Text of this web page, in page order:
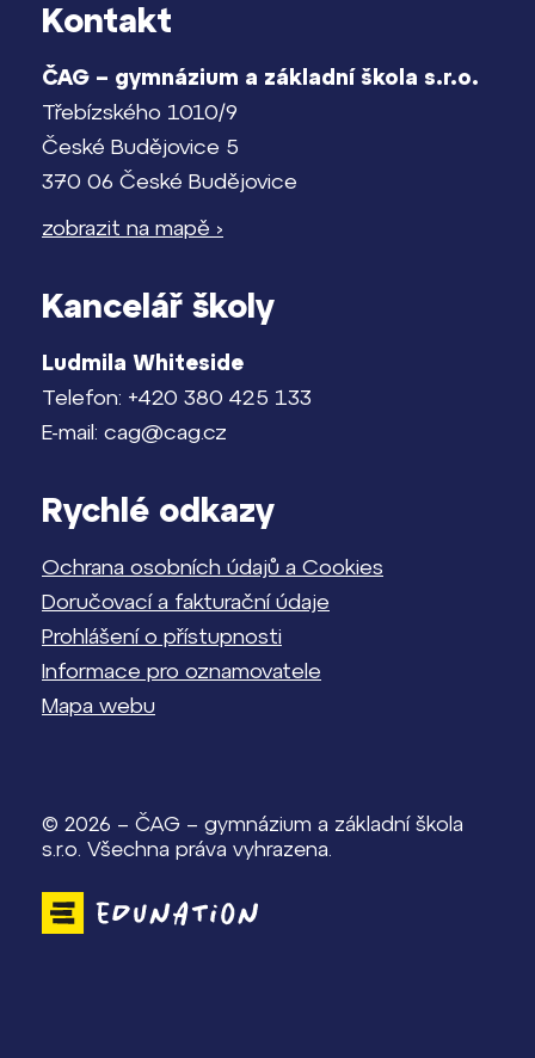
Kontakt
ČAG – gymnázium a základní škola s.r.o.
Třebízského 1010/9
České Budějovice 5
370 06 České Budějovice
zobrazit na mapě ›
Kancelář školy
Ludmila Whiteside
Telefon: +420 380 425 133
E-mail: cag@cag.cz
Rychlé odkazy
Ochrana osobních údajů a Cookies
Doručovací a fakturační údaje
Prohlášení o přístupnosti
Informace pro oznamovatele
Mapa webu
© 2026 – ČAG – gymnázium a základní škola
s.r.o. Všechna práva vyhrazena.